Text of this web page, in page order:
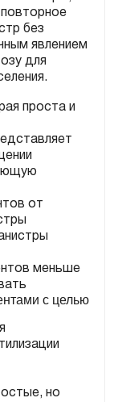
без
явлением
для
проста и
от
меньше
с целью
но